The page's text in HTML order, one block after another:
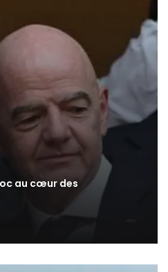
au cœur des